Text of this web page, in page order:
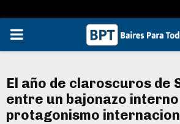
PRIMARY
El año de claroscuros de
entre un bajonazo interno
protagonismo